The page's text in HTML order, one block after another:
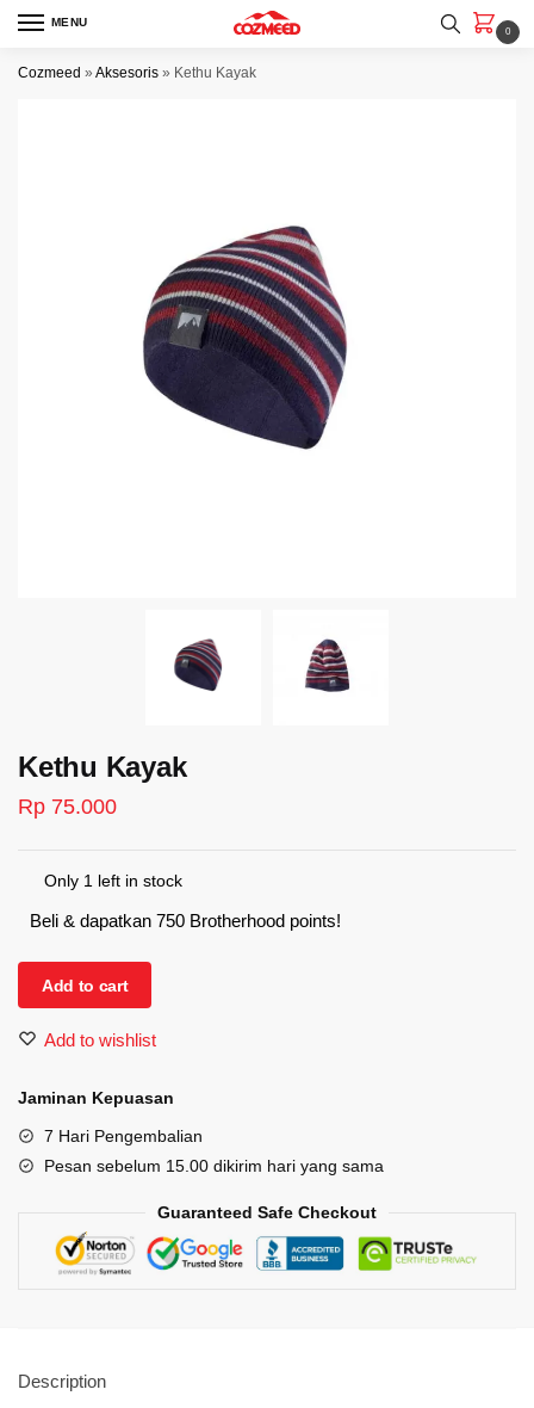
Skip
navigation
Skip
content
MENU
0
Cozmeed » Aksesoris » Kethu Kayak
Kethu Kayak
Rp 75.000
Only 1 left in stock
Beli & dapatkan 750 Brotherhood points!
Kayak
quantity
Add to cart
Add to wishlist
Jaminan Kepuasan
7 Hari Pengembalian
Pesan sebelum 15.00 dikirim hari yang sama
Guaranteed Safe Checkout
Description